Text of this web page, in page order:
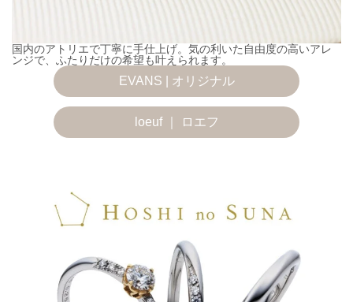
国内のアトリエで丁寧に手仕上げ。気の利いた自由度の高いアレ
ンジで、ふたりだけの希望も叶えられます。
EVANS | オリジナル
loeuf ｜ ロエフ